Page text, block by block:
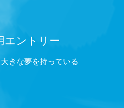
エントリー
きな夢を持っている